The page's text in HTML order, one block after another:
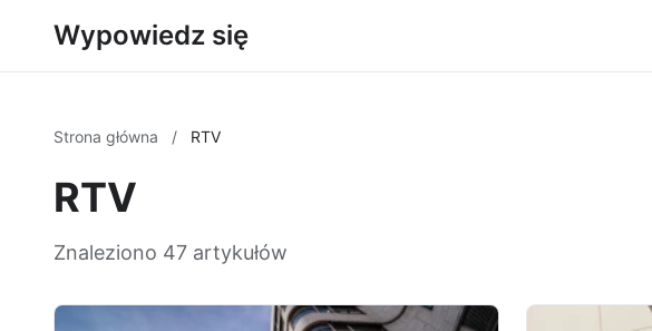
Wypowiedz się
Strona główna / RTV
RTV
Znaleziono 47 artykułów